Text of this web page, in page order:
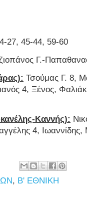
27, 45-44, 59-60
Γ.-
Τσούμας Γ. 8,
4, Ξένος,
Καννής):
4,
, Β' ΕΘΝΙΚΗ